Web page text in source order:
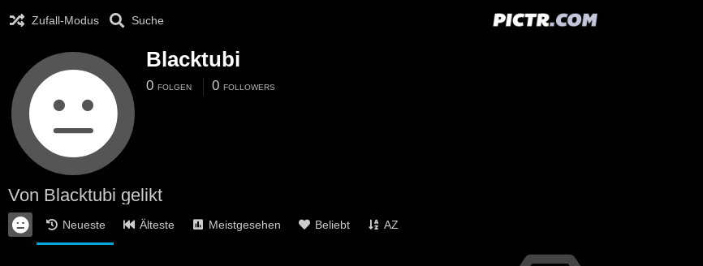
Zufall-Modus Suche
Blacktubi
0 FOLGEN 0 FOLLOWERS
Von Blacktubi gelikt
Neueste Älteste Meistgesehen Beliebt AZ